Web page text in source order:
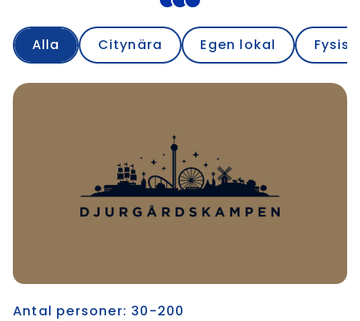
Alla Citynära Egen lokal
Antal personer: 30-200